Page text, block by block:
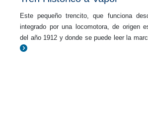
Este pequeño trencito, que funciona
integrado por una locomotora, de origen
del año 1912 y donde se puede leer la